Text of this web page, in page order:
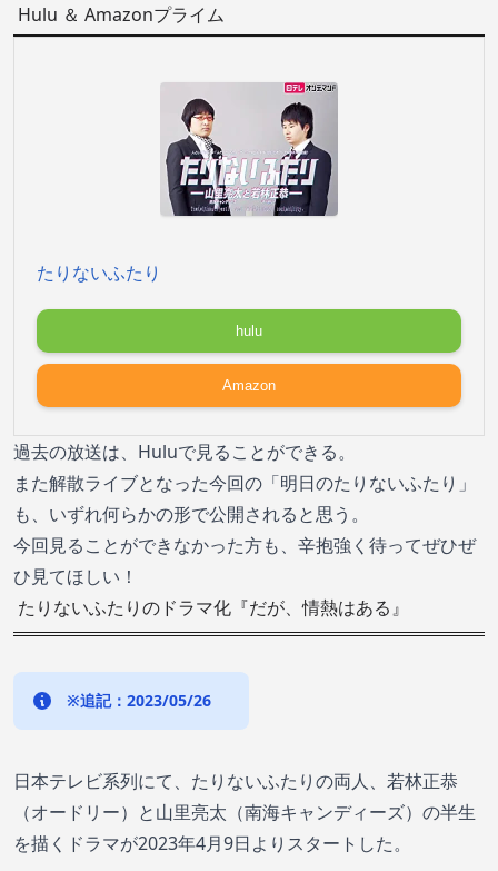
Hulu ＆ Amazonプライム
たりないふたり
hulu
Amazon
過去の放送は、Huluで見ることができる。
また解散ライブとなった今回の「明日のたりないふたり」
も、いずれ何らかの形で公開されると思う。
今回見ることができなかった方も、辛抱強く待ってぜひぜ
ひ見てほしい！
たりないふたりのドラマ化『だが、情熱はある』
※追記：2023/05/26
日本テレビ系列にて、たりないふたりの両人、若林正恭
（オードリー）と山里亮太（南海キャンディーズ）の半生
を描くドラマが2023年4月9日よりスタートした。